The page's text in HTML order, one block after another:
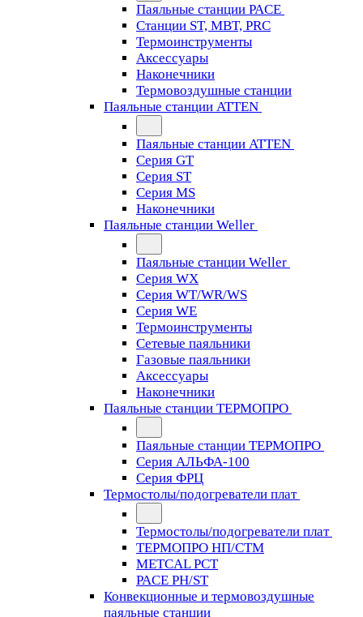
Паяльные станции PACE
Станции ST, MBT, PRC
Термоинструменты
Аксессуары
Наконечники
Термовоздушные станции
Паяльные станции ATTEN
Паяльные станции ATTEN
Серия GT
Серия ST
Серия MS
Наконечники
Паяльные станции Weller
Паяльные станции Weller
Серия WX
Серия WT/WR/WS
Серия WE
Термоинструменты
Сетевые паяльники
Газовые паяльники
Аксессуары
Наконечники
Паяльные станции ТЕРМОПРО
Паяльные станции ТЕРМОПРО
Серия АЛЬФА-100
Серия ФРЦ
Термостолы/подогреватели плат
Термостолы/подогреватели плат
ТЕРМОПРО НП/СТМ
METCAL PCT
PACE PH/ST
Конвекционные и термовоздушные
паяльные станции